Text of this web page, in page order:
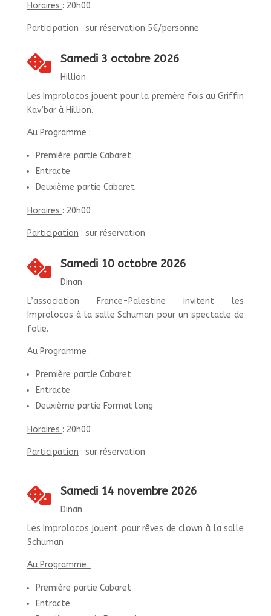
Horaires : 20h00
Participation : sur réservation 5€/personne
 Samedi 3 octobre 2026
Hillion
Les Improlocos jouent pour la premère fois au Griffin
Kav’bar à Hillion.
Au Programme :
Première partie Cabaret
Entracte
Deuxième partie Cabaret
Horaires : 20h00
Participation : sur réservation
 Samedi 10 octobre 2026
Dinan
L’association France-Palestine invitent les
Improlocos à la salle Schuman pour un spectacle de
folie.
Au Programme :
Première partie Cabaret
Entracte
Deuxième partie Format long
Horaires : 20h00
Participation : sur réservation
 Samedi 14 novembre 2026
Dinan
Les Improlocos jouent pour rêves de clown à la salle
Schuman
Au Programme :
Première partie Cabaret
Entracte